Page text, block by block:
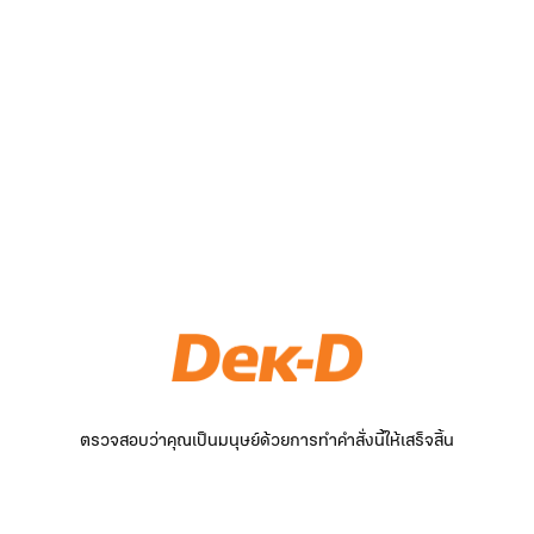
ตรวจสอบว่าคุณเป็นมนุษย์ด้วยการทำคำสั่งนี้ให้เสร็จสิ้น